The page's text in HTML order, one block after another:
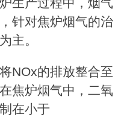
针对焦炉烟气的治
主。
NOx的排放整合至
焦炉烟气中，二氧
在小于